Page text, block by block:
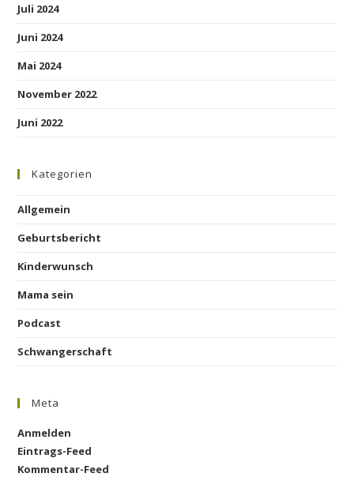
Juli 2024
Juni 2024
Mai 2024
November 2022
Juni 2022
Kategorien
Allgemein
Geburtsbericht
Kinderwunsch
Mama sein
Podcast
Schwangerschaft
Meta
Anmelden
Eintrags-Feed
Kommentar-Feed